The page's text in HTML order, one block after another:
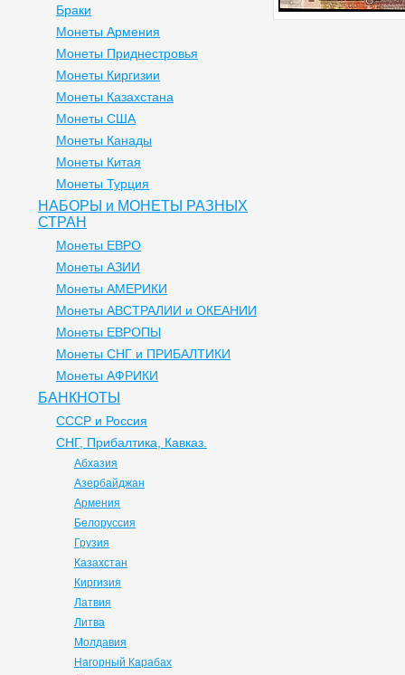
Браки
Монеты Армения
Монеты Приднестровья
Монеты Киргизии
Монеты Казахстана
Монеты США
Монеты Канады
Монеты Китая
Монеты Турция
НАБОРЫ и МОНЕТЫ РАЗНЫХ
СТРАН
Монеты ЕВРО
Монеты АЗИИ
Монеты АМЕРИКИ
Монеты АВСТРАЛИИ и ОКЕАНИИ
Монеты ЕВРОПЫ
Монеты СНГ и ПРИБАЛТИКИ
Монеты АФРИКИ
БАНКНОТЫ
СССР и Россия
СНГ, Прибалтика, Кавказ.
Абхазия
Азербайджан
Армения
Белоруссия
Грузия
Казахстан
Киргизия
Латвия
Литва
Молдавия
Нагорный Карабах